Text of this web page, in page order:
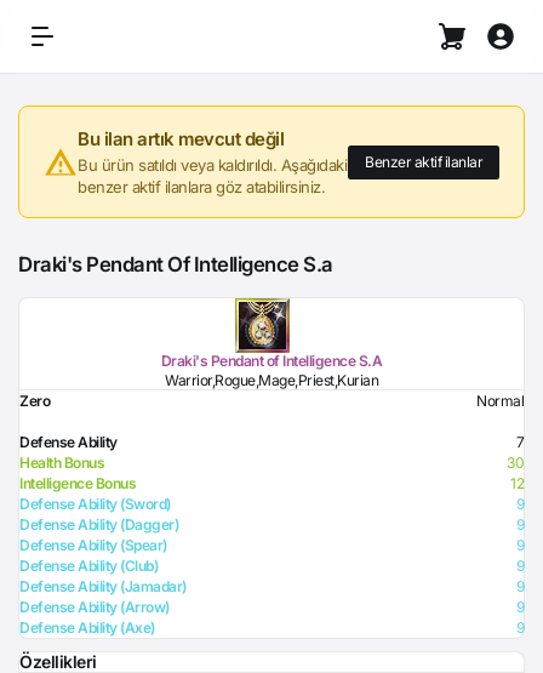
Bu ilan artık mevcut değil
Bu ürün satıldı veya kaldırıldı. Aşağıdaki
benzer aktif ilanlara göz atabilirsiniz.
Benzer aktif ilanlar
Draki's Pendant Of Intelligence S.a
Draki's Pendant of Intelligence S.A
Warrior,Rogue,Mage,Priest,Kurian
Zero
Normal
Defense Ability
7
Health Bonus
30
Intelligence Bonus
12
Defense Ability (Sword)
9
Defense Ability (Dagger)
9
Defense Ability (Spear)
9
Defense Ability (Club)
9
Defense Ability (Jamadar)
9
Defense Ability (Arrow)
9
Defense Ability (Axe)
9
Özellikleri